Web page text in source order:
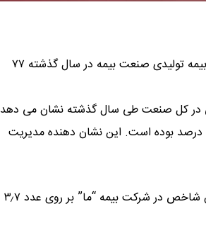
به نقل از روابط عمومی شرکت بیمه “ما”، در حالی که متوسط رشد حق بیمه تولیدی صنعت بیمه در سال گذشته ۷۷
در کل صنعت طی سال گذشته نشان می دهد
نسبت خسارت صنعت بیمه ۶۵٫۷ رسیده است، در حالی که این رقم در شرکت بیمه “ما” حدود ۵۷ درصد بوده است. این نشان دهنده مدیریت
همچنین در حالی افزایش نسبت خسارت کل صنعت در سال گذشته بیش از ۷ واحد بوده که این شاخص در شرکت بیمه “ما” بر روی عدد ۳٫۷